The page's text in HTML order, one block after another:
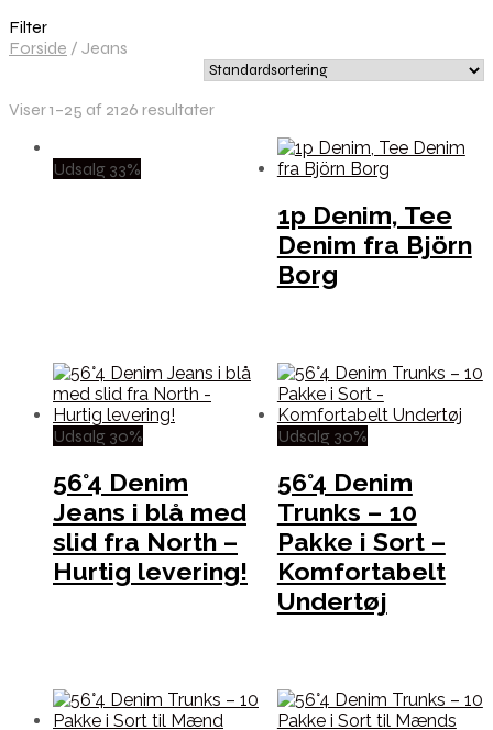
Filter
Forside / Jeans
Viser 1–25 af 2126 resultater
Udsalg 33%
1p Denim, Tee
Denim fra Björn
Borg
Udsalg 30%
56°4 Denim
Jeans i blå med
slid fra North –
Hurtig levering!
Udsalg 30%
56°4 Denim
Trunks – 10
Pakke i Sort –
Komfortabelt
Undertøj